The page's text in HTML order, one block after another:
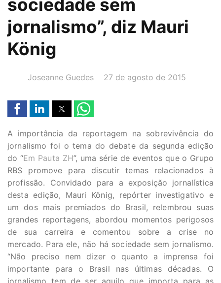
sociedade sem
jornalismo”, diz Mauri
König
AUTOR(A):
Joseanne Guedes DATA:
27 de agosto de 2015
A importância da reportagem na sobrevivência do
jornalismo foi o tema do debate da segunda edição
do “Em Pauta ZH”, uma série de eventos que o Grupo
RBS promove para discutir temas relacionados à
profissão. Convidado para a exposição jornalística
desta edição, Mauri König, repórter investigativo e
um dos mais premiados do Brasil, relembrou suas
grandes reportagens, abordou momentos perigosos
de sua carreira e comentou sobre a crise no
mercado. Para ele, não há sociedade sem jornalismo.
“Não preciso nem dizer o quanto a imprensa foi
importante para o Brasil nas últimas décadas. O
jornalismo tem de ser aquilo que importa para as